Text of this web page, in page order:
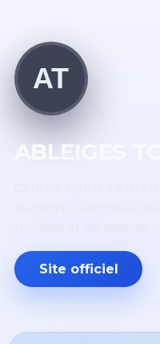
AT
ABLEIGES TC
Site officiel